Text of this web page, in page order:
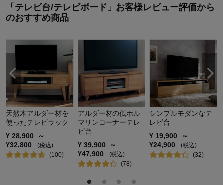
購入商品： ホワイト×ナチュラル
使用場所：
リビング
購入のきっかけ：
「テレビ台/テレビボード」お客様レビュー評価から
のおすすめ商品
天然木アルダー材を
使ったテレビラック
¥ 28,900
～
¥32,800
(税込)
(100)
アルダー材の低ホル
マリンコーナーテレ
ビ台
¥ 39,900
～
¥47,900
(税込)
(78)
シンプルモダンなテ
レビ台
¥ 19,900
～
¥24,900
(税込)
(32)